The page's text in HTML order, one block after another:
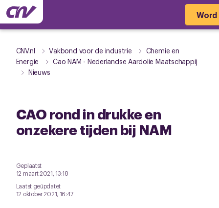
Word
CNV.nl Vakbond voor de industrie
Chemie en
Energie
Cao NAM - Nederlandse Aardolie Maatschappij
Nieuws
CAO rond in drukke en
onzekere tijden bij NAM
Geplaatst
12 maart 2021, 13:18
Laatst geüpdatet
12 oktober 2021, 16:47